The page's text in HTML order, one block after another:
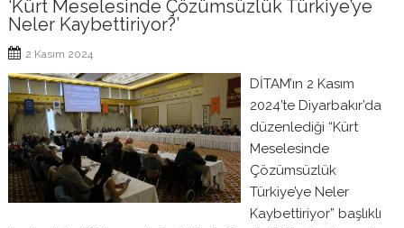
‘Kürt Meselesinde Çözümsüzlük Türkiye’ye
Neler Kaybettiriyor?’
2 Kasım 2024
DİTAM’ın 2 Kasım
2024’te Diyarbakır’da
düzenlediği “Kürt
Meselesinde
Çözümsüzlük
Türkiye’ye Neler
Kaybettiriyor” başlıklı